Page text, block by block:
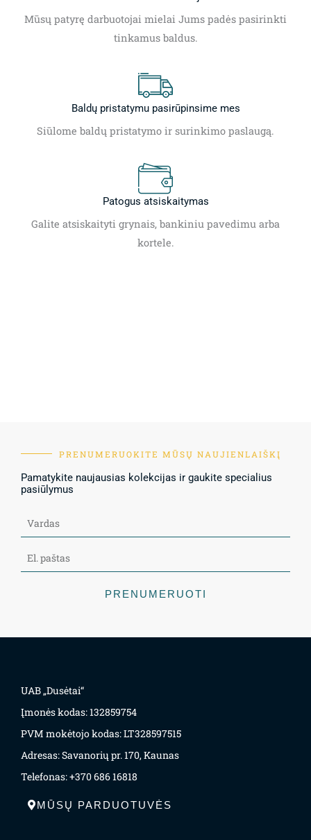
Mūsų patyrę darbuotojai mielai Jums padės pasirinkti
tinkamus baldus.
Baldų pristatymu pasirūpinsime mes
Siūlome baldų pristatymo ir surinkimo paslaugą.
Patogus atsiskaitymas
Galite atsiskaityti grynais, bankiniu pavedimu arba
kortele.
PRENUMERUOKITE MŪSŲ NAUJIENLAIŠKĮ
Pamatykite naujausias kolekcijas ir gaukite specialius
pasiūlymus
PRENUMERUOTI
UAB „Dusėtai“
Įmonės kodas: 132859754
PVM mokėtojo kodas: LT328597515
Adresas: Savanorių pr. 170, Kaunas
Telefonas: +370 686 16818
MŪSŲ PARDUOTUVĖS